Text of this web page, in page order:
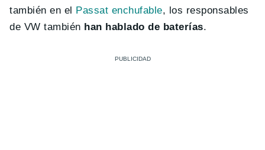
también en el Passat enchufable, los responsables
de VW también han hablado de baterías.